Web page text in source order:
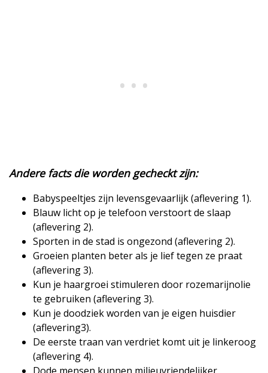
Andere facts die worden gecheckt zijn:
Babyspeeltjes zijn levensgevaarlijk (aflevering 1).
Blauw licht op je telefoon verstoort de slaap
(aflevering 2).
Sporten in de stad is ongezond (aflevering 2).
Groeien planten beter als je lief tegen ze praat
(aflevering 3).
Kun je haargroei stimuleren door rozemarijnolie
te gebruiken (aflevering 3).
Kun je doodziek worden van je eigen huisdier
(aflevering3).
De eerste traan van verdriet komt uit je linkeroog
(aflevering 4).